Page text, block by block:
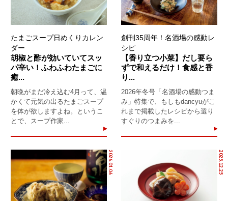
たまごスープ日めくりカレン
ダー
胡椒と酢が効いていてスッ
パ辛い！ふわふわたまごに
癒...
朝晩がまだ冷え込む4月って、温
かくて元気の出るたまごスープ
を体が欲しますよね。というこ
とで、スープ作家...
創刊35周年！名酒場の感動レ
シピ
【香り立つ小菜】だし要ら
ずで和えるだけ！食感と香
り...
2026年冬号「名酒場の感動つま
み」特集で、もしもdancyuがこ
れまで掲載したレシピから選り
すぐりのつまみを...
2026.01.06 2025.12.25